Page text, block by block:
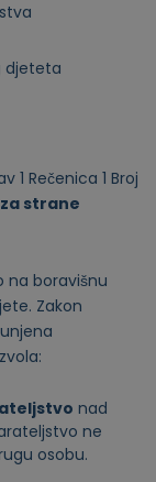
djeteta
1 Rečenica 1 Broj
strane
na boravišnu
Zakon
nad
ne
osobu.